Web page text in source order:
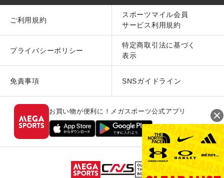
ご利用規約
スポーツマイル会員
サービス利用規約
プライバシーポリシー
特定商取引法に基づく
表示
免責事項 SNSガイドライン
お買い物が便利に！メガスポーツ公式アプリ